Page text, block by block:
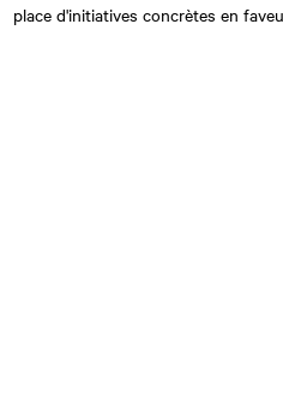
place d'initiatives concrètes en